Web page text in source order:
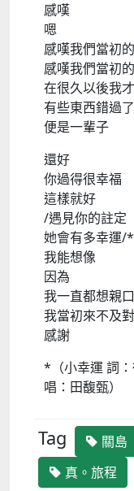
感嘆
嗯
感嘆我們當初
感嘆我們當初
在很久以後我
有些東西錯過了
便是一輩子
還好
你過得很幸福
這樣就好
/遇見你的註定
她會有多幸運/*
我能想像
因為
我一直都想親
我當初來不及
感謝
*（小幸運 詞
唱：田馥甄）
Tag 關島
真。旅程